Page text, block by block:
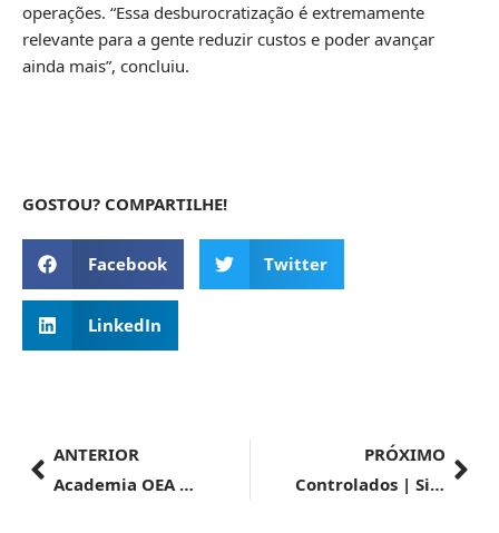
operações. “Essa desburocratização é extremamente
relevante para a gente reduzir custos e poder avançar
ainda mais”, concluiu.
GOSTOU? COMPARTILHE!
Facebook Twitter
LinkedIn
ANTERIOR
Academia OEA promove capacitação sobre Operações Indiretas
PRÓXIMO
Controlados | Sistema NDS será atualizado nesta terça-feira (3/9)